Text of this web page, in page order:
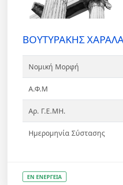
ΒΟΥΤΥΡΑΚΗΣ
Νομική Μορφή
Α.Φ.Μ
Αρ. Γ.Ε.ΜΗ.
Ημερομηνία Σύστασης
ΕΝ ΕΝΕΡΓΕΙΑ